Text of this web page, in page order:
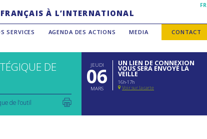
FR
FRANÇAIS À L’INTERNATIONAL
SERVICES AGENDA DES ACTIONS MEDIA CONTACT
DE
de l’outil
JEUDI
06
MARS
UN LIEN DE CONNEXION
VOUS SERA ENVOYÉ LA
VEILLE
16h-17h
Voir sur la carte